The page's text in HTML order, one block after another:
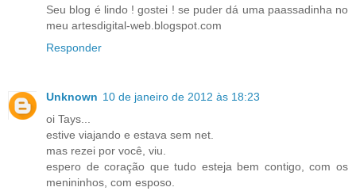
Seu blog é lindo ! gostei ! se puder dá uma paassadinha no
meu artesdigital-web.blogspot.com
Responder
Unknown 10 de janeiro de 2012 às 18:23
oi Tays...
estive viajando e estava sem net.
mas rezei por você, viu.
espero de coração que tudo esteja bem contigo, com os
menininhos, com esposo.